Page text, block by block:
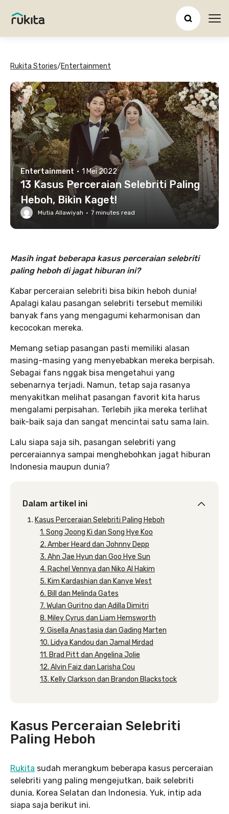
Rukita Stories/Entertainment
Entertainment · 1 Mei 2022
13 Kasus Perceraian Selebriti Paling
Heboh, Bikin Kaget!
Mutia Allawiyah · 7 minutes read
Masih ingat beberapa kasus perceraian selebriti
paling heboh di jagat hiburan ini?
Kabar perceraian selebriti bisa bikin heboh dunia!
Apalagi kalau pasangan selebriti tersebut memiliki
banyak fans yang mengagumi keharmonisan dan
kecocokan mereka.
Memang setiap pasangan pasti memiliki alasan
masing-masing yang menyebabkan mereka berpisah.
Sebagai fans nggak bisa mengetahui yang
sebenarnya terjadi. Namun, tetap saja rasanya
menyakitkan melihat pasangan favorit kita harus
mengalami perpisahan. Terlebih jika mereka terlihat
baik-baik saja dan sangat mencintai satu sama lain.
Lalu siapa saja sih, pasangan selebriti yang
perceraiannya sampai menghebohkan jagat hiburan
Indonesia maupun dunia?
Dalam artikel ini
Kasus Perceraian Selebriti Paling Heboh
1. Song Joong Ki dan Song Hye Koo
2. Amber Heard dan Johnny Depp
3. Ahn Jae Hyun dan Goo Hye Sun
4. Rachel Vennya dan Niko Al Hakim
5. Kim Kardashian dan Kanye West
6. Bill dan Melinda Gates
7. Wulan Guritno dan Adilla Dimitri
8. Miley Cyrus dan Liam Hemsworth
9. Gisella Anastasia dan Gading Marten
10. Lidya Kandou dan Jamal Mirdad
11. Brad Pitt dan Angelina Jolie
12. Alvin Faiz dan Larisha Cou
13. Kelly Clarkson dan Brandon Blackstock
Kasus Perceraian Selebriti
Paling Heboh
Rukita sudah merangkum beberapa kasus perceraian
selebriti yang paling mengejutkan, baik selebriti
dunia, Korea Selatan dan Indonesia. Yuk, intip ada
siapa saja berikut ini.